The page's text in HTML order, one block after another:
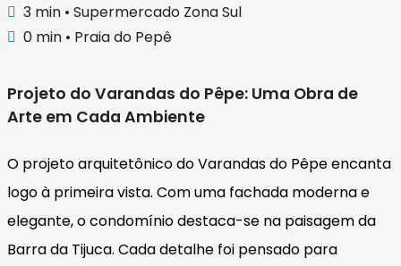
3 min • Supermercado Zona Sul
0 min • Praia do Pepê
Projeto do Varandas do Pêpe: Uma Obra de
Arte em Cada Ambiente
O projeto arquitetônico do Varandas do Pêpe encanta
logo à primeira vista. Com uma fachada moderna e
elegante, o condomínio destaca-se na paisagem da
Barra da Tijuca. Cada detalhe foi pensado para